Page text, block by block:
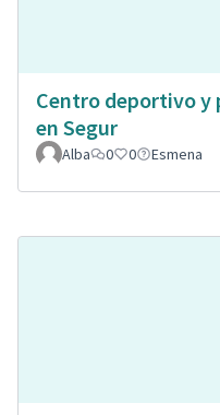
Centro deportivo y
en Segur
Alba
0 0 Esmena